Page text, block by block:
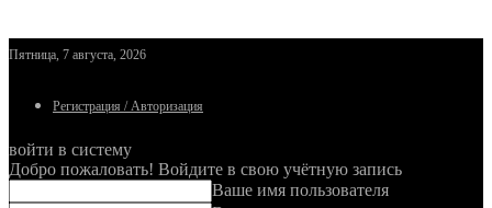
Пятница, 7 августа, 2026
Регистрация / Авторизация
войти в систему
Добро пожаловать! Войдите в свою учётную запись
Ваше имя пользователя